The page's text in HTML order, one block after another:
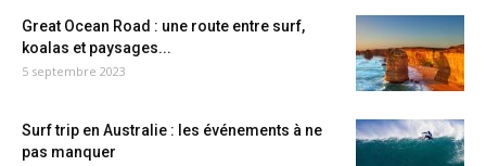
Great Ocean Road : une route entre surf,
koalas et paysages...
5 septembre 2023
Surf trip en Australie : les événements à ne
pas manquer